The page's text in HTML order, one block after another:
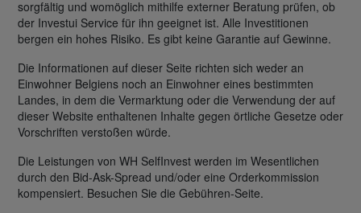
sorgfältig und womöglich mithilfe externer Beratung prüfen, ob
der Investui Service für ihn geeignet ist. Alle Investitionen
bergen ein hohes Risiko. Es gibt keine Garantie auf Gewinne.
Die Informationen auf dieser Seite richten sich weder an
Einwohner Belgiens noch an Einwohner eines bestimmten
Landes, in dem die Vermarktung oder die Verwendung der auf
dieser Website enthaltenen Inhalte gegen örtliche Gesetze oder
Vorschriften verstoßen würde.
Die Leistungen von WH SelfInvest werden im Wesentlichen
durch den Bid-Ask-Spread und/oder eine Orderkommission
kompensiert. Besuchen Sie die Gebühren-Seite.